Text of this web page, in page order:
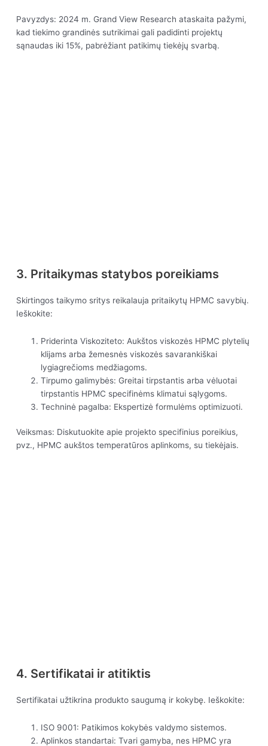
Pavyzdys: 2024 m. Grand View Research ataskaita pažymi,
kad tiekimo grandinės sutrikimai gali padidinti projektų
sąnaudas iki 15%, pabrėžiant patikimų tiekėjų svarbą.
3. Pritaikymas statybos poreikiams
Skirtingos taikymo sritys reikalauja pritaikytų HPMC savybių.
Ieškokite:
Priderinta Viskoziteto: Aukštos viskozės HPMC plytelių
klijams arba žemesnės viskozės savarankiškai
lygiagrečioms medžiagoms.
Tirpumo galimybės: Greitai tirpstantis arba vėluotai
tirpstantis HPMC specifinėms klimatui sąlygoms.
Techninė pagalba: Ekspertizė formulėms optimizuoti.
Veiksmas: Diskutuokite apie projekto specifinius poreikius,
pvz., HPMC aukštos temperatūros aplinkoms, su tiekėjais.
4. Sertifikatai ir atitiktis
Sertifikatai užtikrina produkto saugumą ir kokybę. Ieškokite:
ISO 9001: Patikimos kokybės valdymo sistemos.
Aplinkos standartai: Tvari gamyba, nes HPMC yra